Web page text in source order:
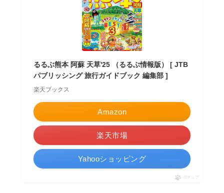
るるぶ熊本 阿蘇 天草'25 （るるぶ情報版） [ JTB
パブリッシング 旅行ガイドブック 編集部 ]
楽天ブックス
Amazon
楽天市場
Yahooショッピング
ポチップ